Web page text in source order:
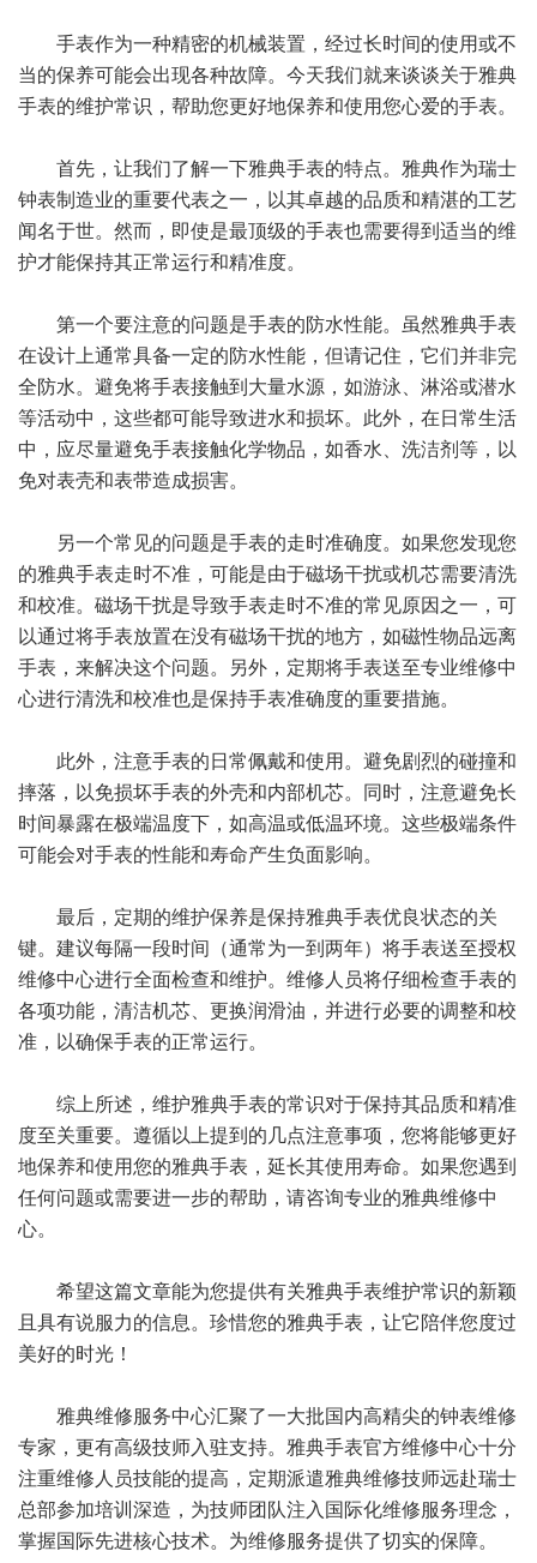
手表作为一种精密的机械装置，经过长时间的使用或不
当的保养可能会出现各种故障。今天我们就来谈谈关于雅典
手表的维护常识，帮助您更好地保养和使用您心爱的手表。
首先，让我们了解一下雅典手表的特点。雅典作为瑞士
钟表制造业的重要代表之一，以其卓越的品质和精湛的工艺
闻名于世。然而，即使是最顶级的手表也需要得到适当的维
护才能保持其正常运行和精准度。
第一个要注意的问题是手表的防水性能。虽然雅典手表
在设计上通常具备一定的防水性能，但请记住，它们并非完
全防水。避免将手表接触到大量水源，如游泳、淋浴或潜水
等活动中，这些都可能导致进水和损坏。此外，在日常生活
中，应尽量避免手表接触化学物品，如香水、洗洁剂等，以
免对表壳和表带造成损害。
另一个常见的问题是手表的走时准确度。如果您发现您
的雅典手表走时不准，可能是由于磁场干扰或机芯需要清洗
和校准。磁场干扰是导致手表走时不准的常见原因之一，可
以通过将手表放置在没有磁场干扰的地方，如磁性物品远离
手表，来解决这个问题。另外，定期将手表送至专业维修中
心进行清洗和校准也是保持手表准确度的重要措施。
此外，注意手表的日常佩戴和使用。避免剧烈的碰撞和
摔落，以免损坏手表的外壳和内部机芯。同时，注意避免长
时间暴露在极端温度下，如高温或低温环境。这些极端条件
可能会对手表的性能和寿命产生负面影响。
最后，定期的维护保养是保持雅典手表优良状态的关
键。建议每隔一段时间（通常为一到两年）将手表送至授权
维修中心进行全面检查和维护。维修人员将仔细检查手表的
各项功能，清洁机芯、更换润滑油，并进行必要的调整和校
准，以确保手表的正常运行。
综上所述，维护雅典手表的常识对于保持其品质和精准
度至关重要。遵循以上提到的几点注意事项，您将能够更好
地保养和使用您的雅典手表，延长其使用寿命。如果您遇到
任何问题或需要进一步的帮助，请咨询专业的雅典维修中
心。
希望这篇文章能为您提供有关雅典手表维护常识的新颖
且具有说服力的信息。珍惜您的雅典手表，让它陪伴您度过
美好的时光！
雅典维修服务中心汇聚了一大批国内高精尖的钟表维修
专家，更有高级技师入驻支持。雅典手表官方维修中心十分
注重维修人员技能的提高，定期派遣雅典维修技师远赴瑞士
总部参加培训深造，为技师团队注入国际化维修服务理念，
掌握国际先进核心技术。为维修服务提供了切实的保障。